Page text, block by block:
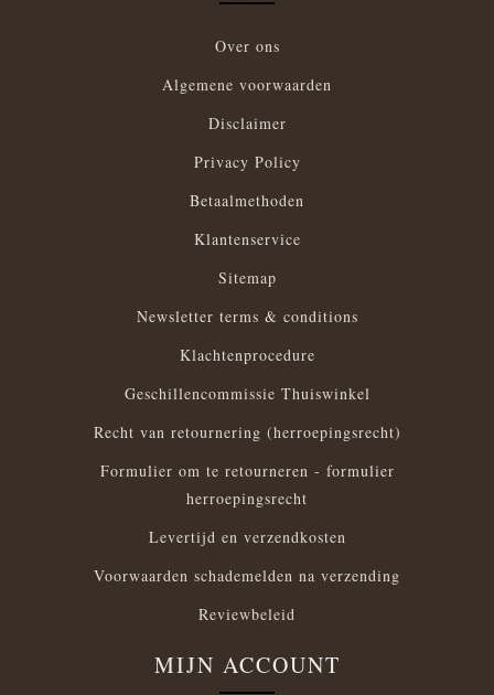
Over ons
Algemene voorwaarden
Disclaimer
Privacy Policy
Betaalmethoden
Klantenservice
Sitemap
Newsletter terms & conditions
Klachtenprocedure
Geschillencommissie Thuiswinkel
Recht van retournering (herroepingsrecht)
Formulier om te retourneren - formulier
herroepingsrecht
Levertijd en verzendkosten
Voorwaarden schademelden na verzending
Reviewbeleid
MIJN ACCOUNT